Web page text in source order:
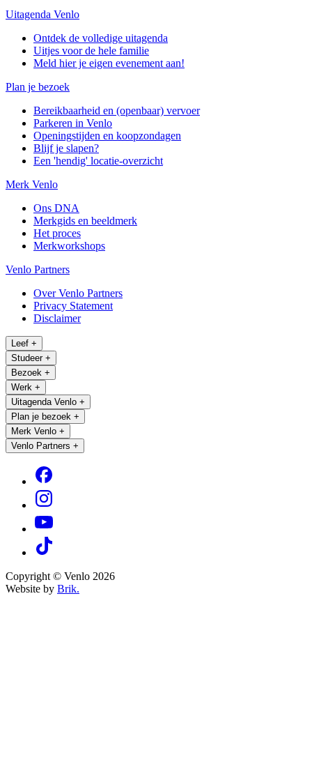
Uitagenda Venlo
Ontdek de volledige uitagenda
Uitjes voor de hele familie
Meld hier je eigen evenement aan!
Plan je bezoek
Bereikbaarheid en (openbaar) vervoer
Parkeren in Venlo
Openingstijden en koopzondagen
Blijf je slapen?
Een 'hendig' locatie-overzicht
Merk Venlo
Ons DNA
Merkgids en beeldmerk
Het proces
Merkworkshops
Venlo Partners
Over Venlo Partners
Privacy Statement
Disclaimer
Leef +
Studeer +
Bezoek +
Werk +
Uitagenda Venlo +
Plan je bezoek +
Merk Venlo +
Venlo Partners +
Copyright © Venlo 2026
Website by Brik.